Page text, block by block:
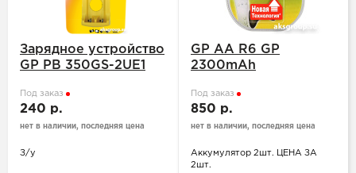
Зарядное устройство
GP PB 350GS-2UE1
Под заказ
240 р.
нет в наличии, последняя цена
З/у
GP АА R6 GP
2300mAh
Под заказ
850 р.
нет в наличии, последняя цена
Аккумулятор 2шт. ЦЕНА ЗА
2шт.